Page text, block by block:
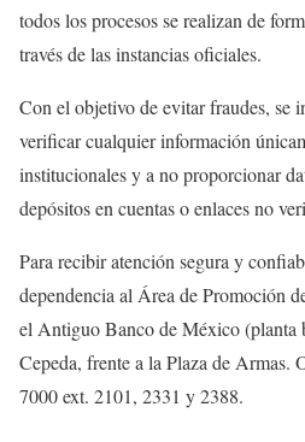
todos los procesos se realizan de
través de las instancias oficiales.
Con el objetivo de evitar fraudes, se
verificar cualquier información
institucionales y a no proporcionar
depósitos en cuentas o enlaces no
Para recibir atención segura y
dependencia al Área de Promoción
el Antiguo Banco de México (planta
Cepeda, frente a la Plaza de Armas.
7000 ext. 2101, 2331 y 2388.